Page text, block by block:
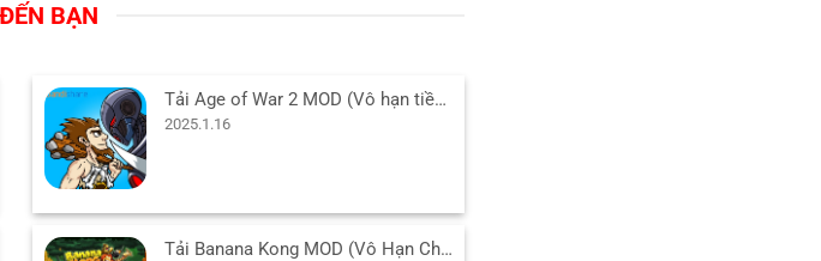
BẠN
Tải Age of War 2 MOD (Vô hạn tiền, Mở Khóa Free) v2025.1.16 APK
2025.1.16
Tải Banana Kong MOD (Vô Hạn Chuối, Trái Tim) 1.9.18.00 APK